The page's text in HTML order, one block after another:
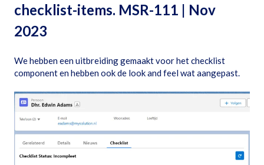
checklist-items. MSR-111 | Nov
2023
We hebben een uitbreiding gemaakt voor het checklist
component en hebben ook de look and feel wat aangepast.